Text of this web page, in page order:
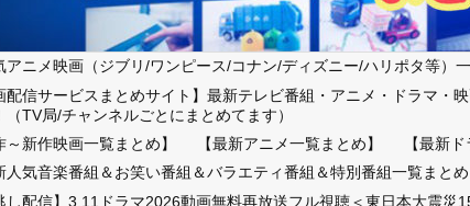
アニメ映画（ジブリ/ワンピース/コナン/ディズニー/ハリポタ等）一
配信サービスまとめサイト】最新テレビ番組・アニメ・ドラマ
（TV局/チャンネルごとにまとめてます）
～新作映画一覧まとめ】
【最新アニメ一覧まとめ】
【最新
人気音楽番組＆お笑い番組＆バラエティ番組＆特別番組一覧まとめ
し配信】3.11ドラマ2026動画無料再放送フル視聴＜東日本大震災